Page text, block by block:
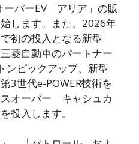
バーEV「アリア」の販
します。また、2026年
初の投入となる新型
菱自動車のパートナー
ンピックアップ、新型
3世代e-POWER技術を
オーバー「キャシュカ
投入します。